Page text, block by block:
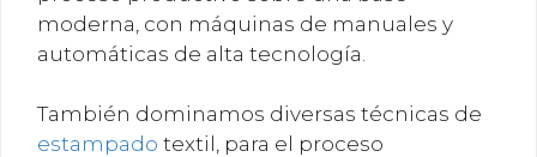
moderna, con máquinas de manuales y
automáticas de alta tecnología.
También dominamos diversas técnicas de
estampado textil, para el proceso